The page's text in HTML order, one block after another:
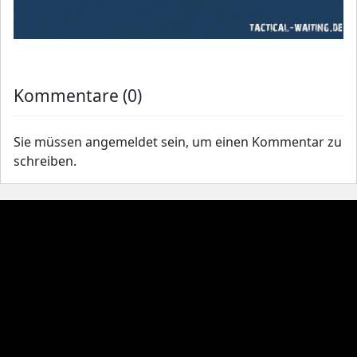
Kommentare (0)
Sie müssen angemeldet sein, um einen Kommentar zu
schreiben.